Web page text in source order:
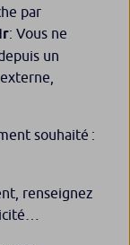
par
: Vous ne
un
souhaité :
renseignez